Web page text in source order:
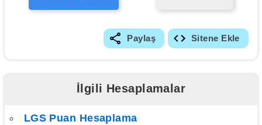
Paylaş Sitene Ekle
İlgili Hesaplamalar
LGS Puan Hesaplama